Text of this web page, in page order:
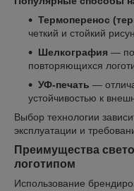
Термоперенос
четкий и стойкий
Шелкография —
повторяющихся
УФ-печать —
устойчивостью к
Выбор технологии
эксплуатации и
Преимущества
логотипом
Использование